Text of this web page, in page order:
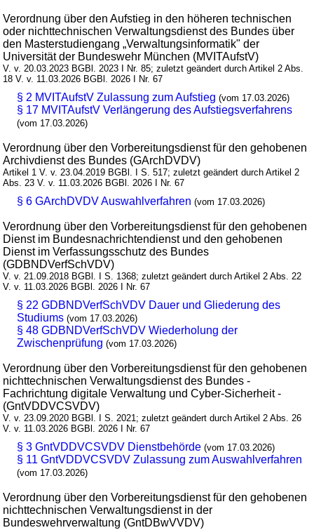
Verordnung über den Aufstieg in den höheren technischen
oder nichttechnischen Verwaltungsdienst des Bundes über
den Masterstudiengang „Verwaltungsinformatik" der
Universität der Bundeswehr München (MVITAufstV)
V. v. 20.03.2023 BGBl. 2023 I Nr. 85; zuletzt geändert durch Artikel 2 Abs.
18 V. v. 11.03.2026 BGBl. 2026 I Nr. 67
§ 2 MVITAufstV Zulassung zum Aufstieg (vom 17.03.2026)
§ 17 MVITAufstV Verlängerung des Aufstiegsverfahrens
(vom 17.03.2026)
Verordnung über den Vorbereitungsdienst für den gehobenen
Archivdienst des Bundes (GArchDVDV)
Artikel 1 V. v. 23.04.2019 BGBl. I S. 517; zuletzt geändert durch Artikel 2
Abs. 23 V. v. 11.03.2026 BGBl. 2026 I Nr. 67
§ 6 GArchDVDV Auswahlverfahren (vom 17.03.2026)
Verordnung über den Vorbereitungsdienst für den gehobenen
Dienst im Bundesnachrichtendienst und den gehobenen
Dienst im Verfassungsschutz des Bundes
(GDBNDVerfSchVDV)
V. v. 21.09.2018 BGBl. I S. 1368; zuletzt geändert durch Artikel 2 Abs. 22
V. v. 11.03.2026 BGBl. 2026 I Nr. 67
§ 22 GDBNDVerfSchVDV Dauer und Gliederung des
Studiums (vom 17.03.2026)
§ 48 GDBNDVerfSchVDV Wiederholung der
Zwischenprüfung (vom 17.03.2026)
Verordnung über den Vorbereitungsdienst für den gehobenen
nichttechnischen Verwaltungsdienst des Bundes -
Fachrichtung digitale Verwaltung und Cyber-Sicherheit -
(GntVDDVCSVDV)
V. v. 23.09.2020 BGBl. I S. 2021; zuletzt geändert durch Artikel 2 Abs. 26
V. v. 11.03.2026 BGBl. 2026 I Nr. 67
§ 3 GntVDDVCSVDV Dienstbehörde (vom 17.03.2026)
§ 11 GntVDDVCSVDV Zulassung zum Auswahlverfahren
(vom 17.03.2026)
Verordnung über den Vorbereitungsdienst für den gehobenen
nichttechnischen Verwaltungsdienst in der
Bundeswehrverwaltung (GntDBwVVDV)